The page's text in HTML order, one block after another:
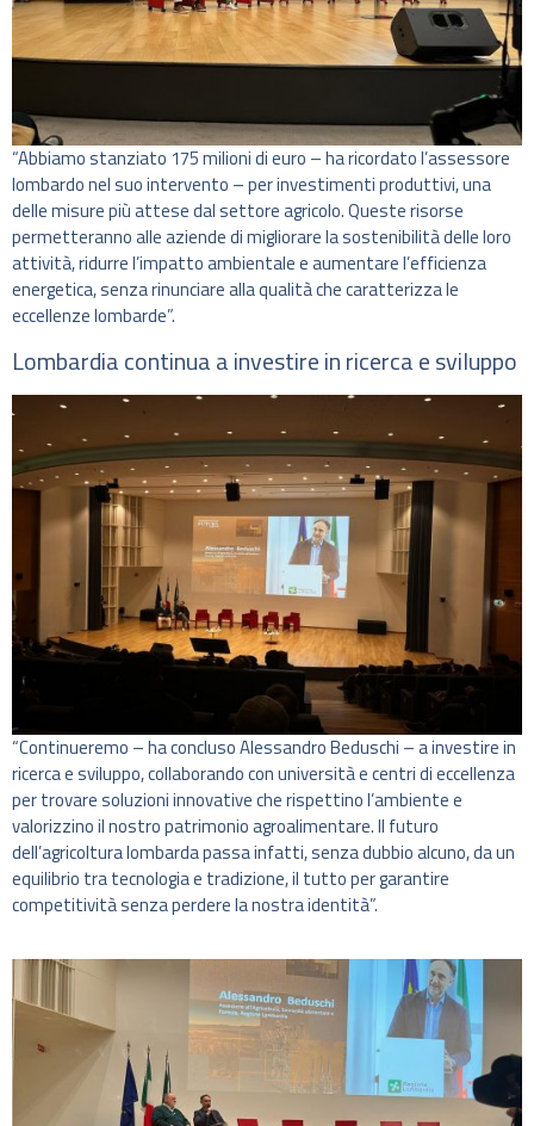
“Abbiamo stanziato 175 milioni di euro – ha ricordato l’assessore
lombardo nel suo intervento – per investimenti produttivi, una
delle misure più attese dal settore agricolo. Queste risorse
permetteranno alle aziende di migliorare la sostenibilità delle loro
attività, ridurre l’impatto ambientale e aumentare l’efficienza
energetica, senza rinunciare alla qualità che caratterizza le
eccellenze lombarde”.
Lombardia continua a investire in ricerca e sviluppo
“Continueremo – ha concluso Alessandro Beduschi – a investire in
ricerca e sviluppo, collaborando con università e centri di eccellenza
per trovare soluzioni innovative che rispettino l’ambiente e
valorizzino il nostro patrimonio agroalimentare. Il futuro
dell’agricoltura lombarda passa infatti, senza dubbio alcuno, da un
equilibrio tra tecnologia e tradizione, il tutto per garantire
competitività senza perdere la nostra identità”.